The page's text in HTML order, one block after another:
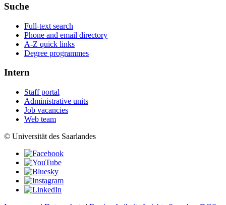
Suche
Full-text search
Phone and email directory
A-Z quick links
Degree programmes
Intern
Staff portal
Administrative units
Job vacancies
Web team
© Universität des Saarlandes